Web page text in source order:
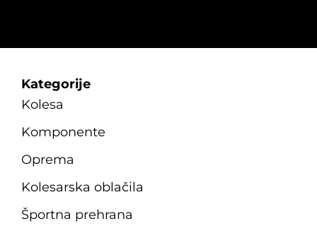
Kategorije
Kolesa
Komponente
Oprema
Kolesarska oblačila
Športna prehrana